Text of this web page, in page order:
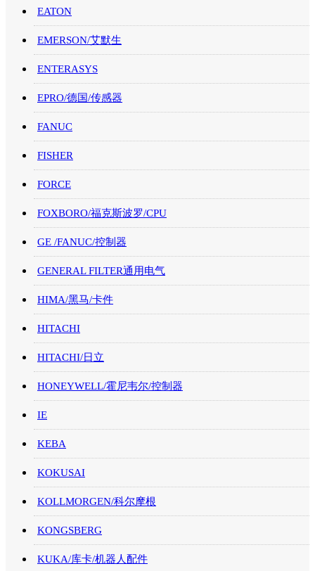
EATON
EMERSON/艾默生
ENTERASYS
EPRO/德国/传感器
FANUC
FISHER
FORCE
FOXBORO/福克斯波罗/CPU
GE /FANUC/控制器
GENERAL FILTER通用电气
HIMA/黑马/卡件
HITACHI
HITACHI/日立
HONEYWELL/霍尼韦尔/控制器
IE
KEBA
KOKUSAI
KOLLMORGEN/科尔摩根
KONGSBERG
KUKA/库卡/机器人配件